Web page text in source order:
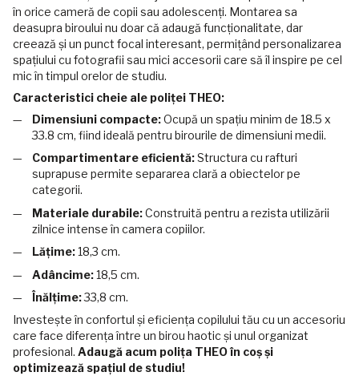
în orice cameră de copii sau adolescenți. Montarea sa
deasupra biroului nu doar că adaugă funcționalitate, dar
creează și un punct focal interesant, permițând personalizarea
spațiului cu fotografii sau mici accesorii care să îl inspire pe cel
mic în timpul orelor de studiu.
Caracteristici cheie ale poliței THEO:
Dimensiuni compacte:Ocupă un spațiu minim de 18.5 x
33.8 cm, fiind ideală pentru birourile de dimensiuni medii.
Compartimentare eficientă:Structura cu rafturi
suprapuse permite separarea clară a obiectelor pe
categorii.
Materiale durabile:Construită pentru a rezista utilizării
zilnice intense în camera copiilor.
Lățime:18,3 cm.
Adâncime:18,5 cm.
Înălțime:33,8 cm.
Investește în confortul și eficiența copilului tău cu un accesoriu
care face diferența între un birou haotic și unul organizat
profesional. Adaugă acum polița THEO în coș și
optimizează spațiul de studiu!